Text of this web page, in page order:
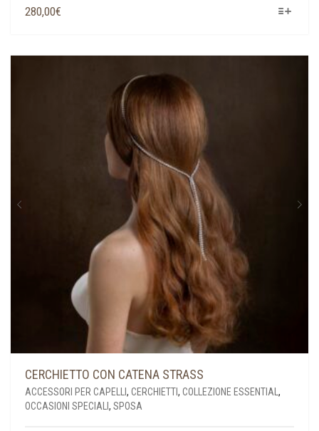
280,00€
PIÙ
CERCHIETTO CON CATENA STRASS
ACCESSORI PER CAPELLI , CERCHIETTI, COLLEZIONE ESSENTIAL ,
OCCASIONI SPECIALI , SPOSA